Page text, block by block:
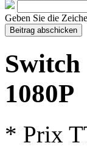
Geben Sie die
1080P
* Prix